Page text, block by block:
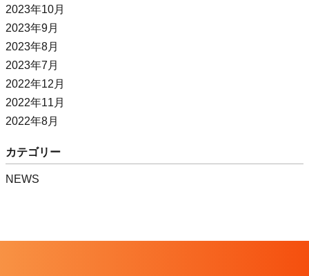
2023年10月
2023年9月
2023年8月
2023年7月
2022年12月
2022年11月
2022年8月
カテゴリー
NEWS